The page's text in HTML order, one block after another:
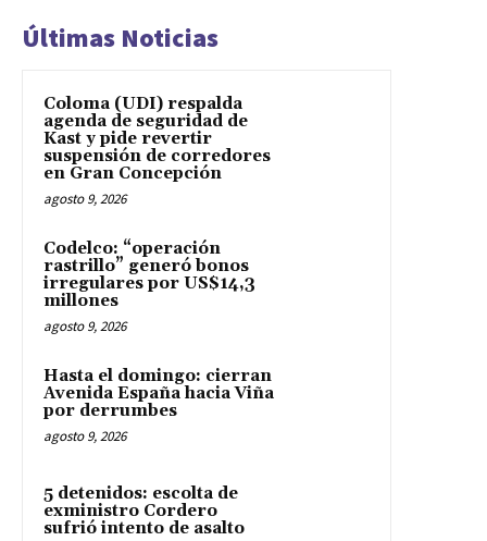
Últimas Noticias
Coloma (UDI) respalda
agenda de seguridad de
Kast y pide revertir
suspensión de corredores
en Gran Concepción
agosto 9, 2026
Codelco: “operación
rastrillo” generó bonos
irregulares por US$14,3
millones
agosto 9, 2026
Hasta el domingo: cierran
Avenida España hacia Viña
por derrumbes
agosto 9, 2026
5 detenidos: escolta de
exministro Cordero
sufrió intento de asalto